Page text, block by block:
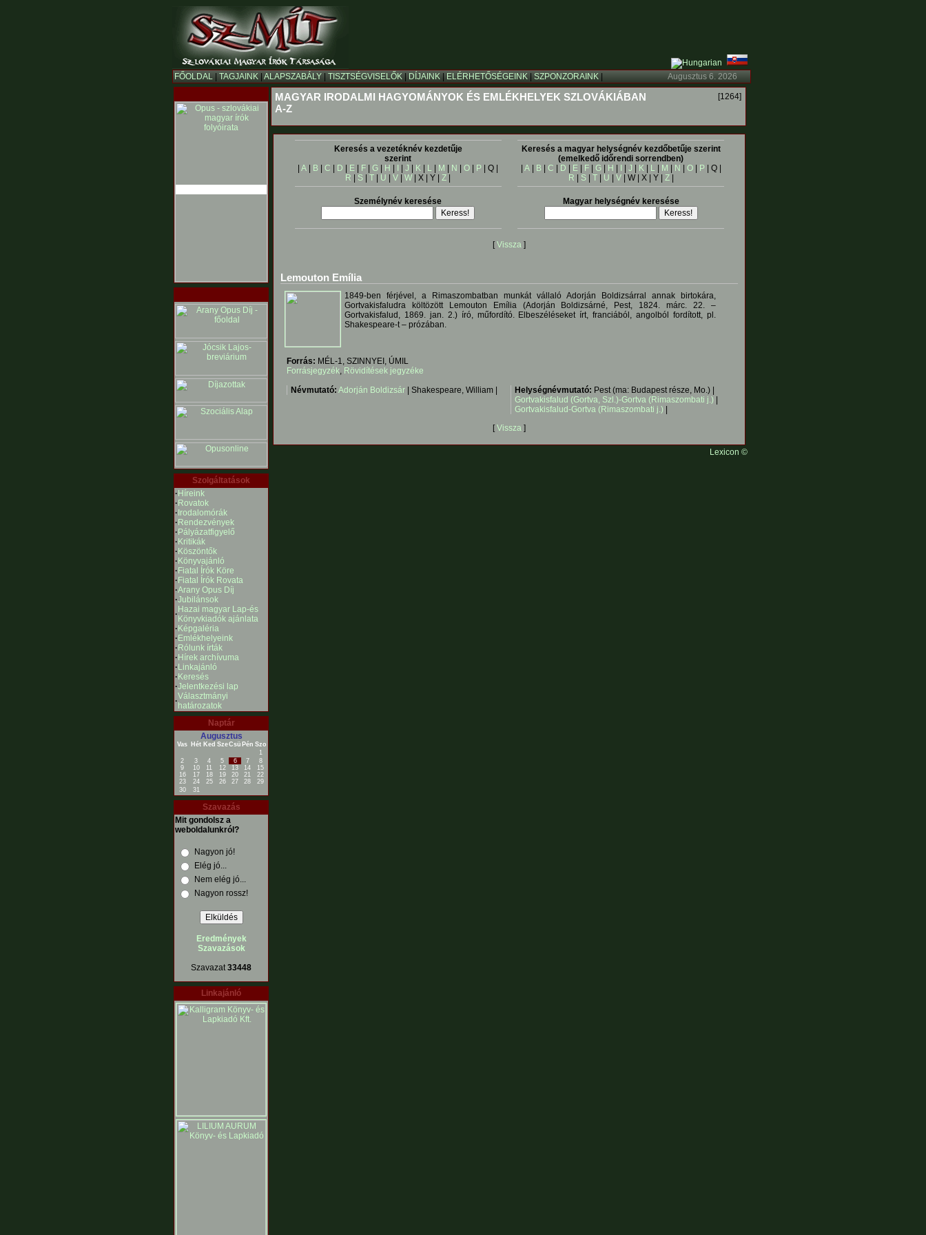
FŐOLDAL TAGJAINK ALAPSZABÁLY TISZTSÉGVISELŐK DÍJAINK ELÉRHETŐSÉGEINK SZPONZORAINK Augusztus 6. 2026
Szolgáltatások
· Híreink
· Rovatok
· Irodalomórák
· Rendezvények
· Pályázatfigyelő
· Kritikák
· Köszöntők
· Könyvajánló
· Fiatal Írók Köre
· Fiatal Írók Rovata
·Arany Opus Díj
·Jubilánsok
· Hazai magyar Lap-és
Könyvkiadók ajánlata
· Képgaléria
· Emlékhelyeink
· Rólunk írták
· Hírek archívuma
· Linkajánló
· Keresés
·Jelentkezési lap
·Választmányi
határozatok
Naptár
Augusztus
Vas Hét Ked SzeCsü Pén Szo
1
2
3 4 5 6 7
8
9
10 11 12 13 14
15
16
17 18 19 20 21
22
23
24 25 26 27 28
29
30
31
Szavazás
Mit gondolsz a
weboldalunkról?
Nagyon jó!
Elég jó...
Nem elég jó...
Nagyon rossz!
Eredmények
Szavazások
Szavazat33448
Linkajánló
MAGYAR IRODALMI HAGYOMÁNYOK ÉS EMLÉKHELYEK SZLOVÁKIÁBAN
A-Z
[1264]
Keresés a vezetéknév kezdetűje
szerint
A B C D E F G H J K L M N O P | Q |
R
S T U V W | X | Y | Z
Keresés a magyar helységnév kezdőbetűje szerint
(emelkedő időrendi sorrendben)
A| B| C D E| F| G| H J K| L| M N O| P| Q |
R
S| T| U V| W | X | Y | Z|
Személynév keresése Magyar helységnév keresése
[Vissza ]
Lemouton Emília
1849-ben férjével, a Rimaszombatban munkát vállaló Adorján Boldizsárral annak birtokára,
Gortvakisfaludra költözött Lemouton Emília (Adorján Boldizsárné, Pest, 1824. márc. 22. –
Gortvakisfalud, 1869. jan. 2.) író, műfordító. Elbeszéléseket írt, franciából, angolból fordított, pl.
Shakespeare-t – prózában.
Forrás: MÉL-1, SZINNYEI, ÚMIL
Forrásjegyzék, Rövidítések jegyzéke
Névmutató: Adorján Boldizsár | Shakespeare, William | Helységnévmutató: Pest (ma: Budapest része, Mo.) |
Gortvakisfalud (Gortva, Szl.)-Gortva (Rimaszombati j.)
Gortvakisfalud-Gortva (Rimaszombati j.)
[Vissza ]
Lexicon ©